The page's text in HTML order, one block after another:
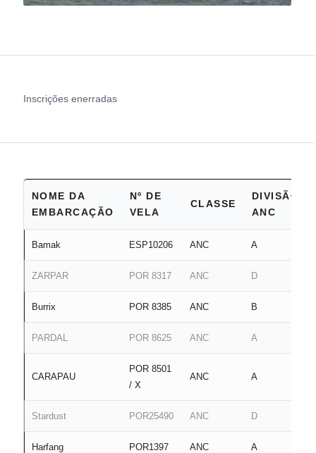
Inscrições enerradas
NOME DA
EMBARCAÇÃO
Nº DE
VELA
CLASSE
DIVISÃO
ANC
Bamak ESP10206 ANC A
ZARPAR POR 8317 ANC D
Burrix POR 8385 ANC B
PARDAL POR 8625 ANC A
CARAPAU
POR 8501
/ X
ANC A
Stardust POR25490 ANC D
Harfang POR1397 ANC A